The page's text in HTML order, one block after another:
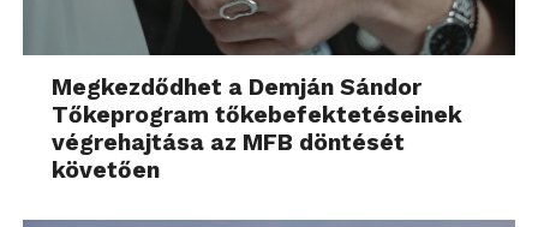
Megkezdődhet a Demján Sándor
Tőkeprogram tőkebefektetéseinek
végrehajtása az MFB döntését
követően